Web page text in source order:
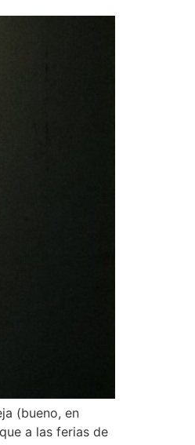
(bueno, en
a las ferias de